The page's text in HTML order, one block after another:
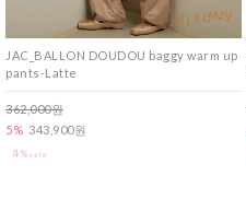
JAC_BALLON DOUDOU baggy warm up
pants-Latte
362,000원
5% 343,900원